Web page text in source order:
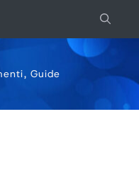
Guide